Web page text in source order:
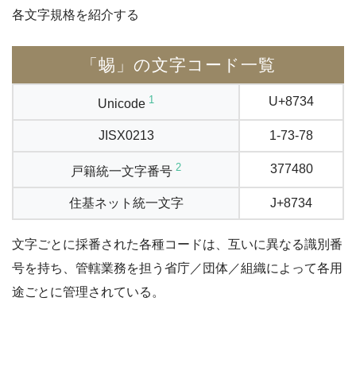
各文字規格を紹介する
「蜴」の文字コード一覧
Unicode 1 U+8734
JISX0213 1-73-78
戸籍統一文字番号 2 377480
住基ネット統一文字 J+8734
文字ごとに採番された各種コードは、互いに異なる識別番
号を持ち、管轄業務を担う省庁／団体／組織によって各用
途ごとに管理されている。